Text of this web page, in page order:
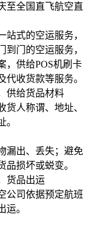
至全国直飞航空直
站式的空运服务，
到门的空运服务，
，供给POS机刷卡
收货款等服务。
供给货品材料
人称谓、地址、
。
漏出、丢失；避免
品损坏或蜕变。
货品出运
公司依据预定航班
运。